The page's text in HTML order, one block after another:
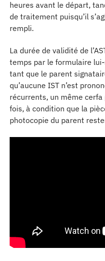
heures avant le départ,
de traitement puisqu’il
rempli.
La durée de validité de
temps par le formulaire
tant que le parent
qu’aucune IST n’est
récurrents, un même
fois, à condition que la
photocopie du parent